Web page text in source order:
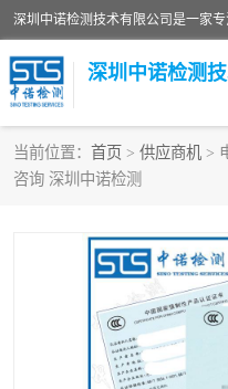
深圳中诺检测
当前位置： 首页 > 供应商机 >
咨询 深圳中诺检测
ATEX防爆认证
防爆3C认证
IECEx防爆认证